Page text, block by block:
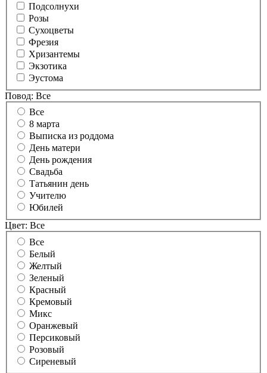
Подсолнухи
Розы
Сухоцветы
Фрезия
Хризантемы
Экзотика
Эустома
Повод: Все
Все
8 марта
Выписка из роддома
День матери
День рождения
Свадьба
Татьянин день
Учителю
Юбилей
Цвет: Все
Все
Белый
Желтый
Зеленый
Красный
Кремовый
Микс
Оранжевый
Персиковый
Розовый
Сиреневый